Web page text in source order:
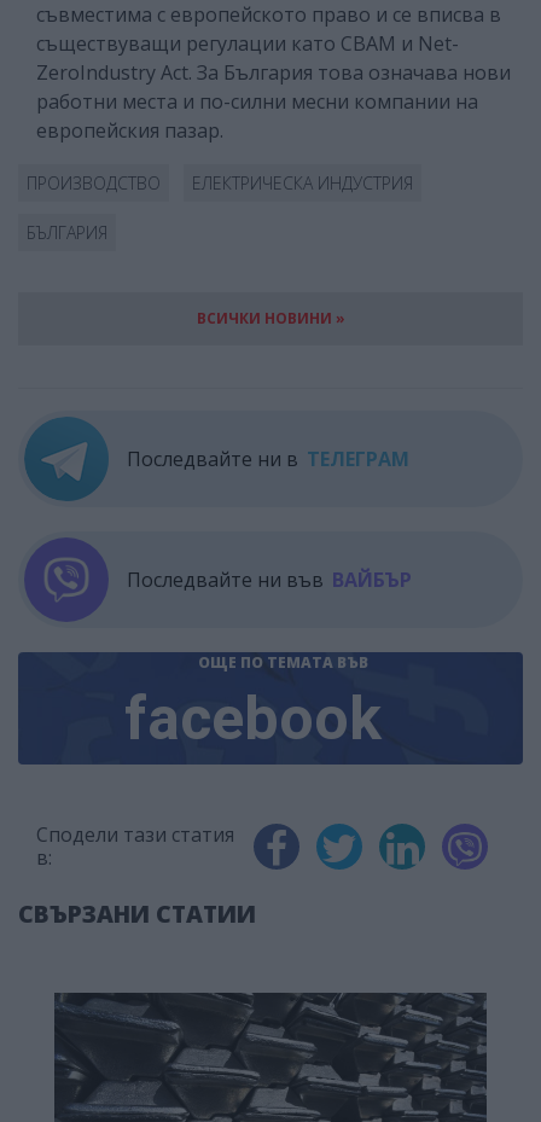
съвместима с европейското право и се вписва в
съществуващи регулации като CBAM и Net-
ZeroIndustry Act. За България това означава нови
работни места и по-силни месни компании на
европейския пазар.
ПРОИЗВОДСТВО ЕЛЕКТРИЧЕСКА ИНДУСТРИЯ
БЪЛГАРИЯ
ВСИЧКИ НОВИНИ »
Последвайте ни в ТЕЛЕГРАМ
Последвайте ни във ВАЙБЪР
ОЩЕ ПО ТЕМАТА ВЪВ
facebook
Сподели тази статия
в:
СВЪРЗАНИ СТАТИИ